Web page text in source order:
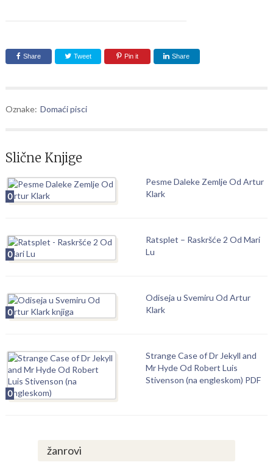
Share Tweet Pin it Share
Oznake: Domaći pisci
Slične Knjige
0
Pesme Daleke Zemlje Od Artur
Klark
0
Ratsplet – Raskršće 2 Od Mari
Lu
0
Odiseja u Svemiru Od Artur
Klark
0
Strange Case of Dr Jekyll and
Mr Hyde Od Robert Luis
Stivenson (na engleskom) PDF
žanrovi